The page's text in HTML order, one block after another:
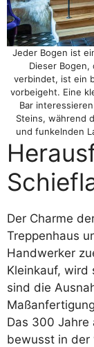
Jeder Bogen ist
Dieser
verbindet, ist ein
vorbeigeht. Eine
Bar
Steins, während
und funkelnden
Der Charme
Treppenhaus
Handwerker
Kleinkauf, wird
sind die
Das 300 Jahre
bewusst in der